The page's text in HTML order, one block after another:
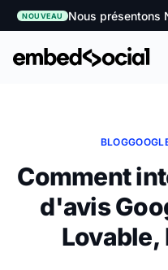
NOUVEAU Nous présentons
BLOG
Comment
d'avis
Lovable,